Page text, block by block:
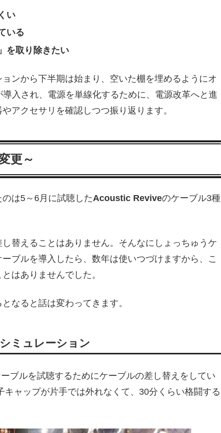
い
いる
を取り除きたい
ンから下半期は始まり、空いた棚を埋めるようにオ
導入され、電源を単線化するために、電源改革へと進
アクセサリを確認しつつ振り返ります。
更～
は5～6月に試聴したAcoustic Reviveのケーブル3種
替えることはありません。そんなにしょっちゅうケ
ブルを導入したら、数年は使いつづけますから、こ
はありませんでした。
なると話は変わってきます。
ミュレーション
ブルを試聴するためにケーブルの差し替えをしてい
ャップが片手では外れなくて、30分くらい格闘する